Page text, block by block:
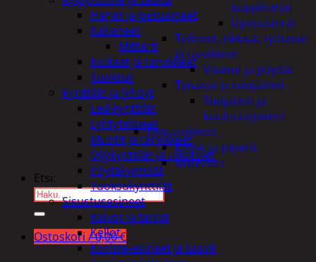
kuppiharjat
Upotusterät
Telineet, tikkaat, työtasot
ja tarvikkeet
Vaunut ja pöydät
Työasut ja suojaimet
Suojalasit ja
kuulosuojaimet
Elintarvikkeet
Keksit ja piparit
Mausteet
Etsi:
Ostoskori /0,00€
Harjat ja pesuaineet
Kalusteet
Mittarit
Kiukaat ja tarvikkeet
Tuoksut
Kynttilät ja lyhdyt
Led-kynttilät
Lyhtytelineet
Muotit ja tarvikkeet
Öljykynttilät ja ulkotulet
Pöytäkynttilät
Tuoksukynttilät
Sisustusesineet
Kalvot ja tarrat
Kellot
Koriste-esineet ja kasvit